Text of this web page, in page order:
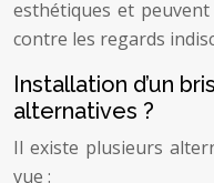
esthétiques et
contre les regards
Installation d’un
alternatives ?
Il existe plusieurs
vue :